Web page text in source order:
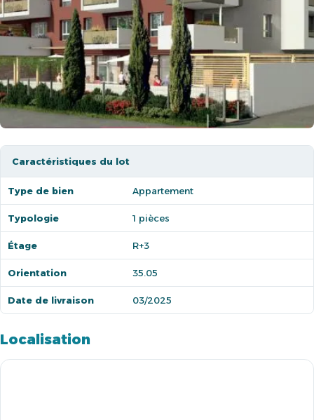
Caractéristiques du lot
Type de bien Appartement
Typologie 1 pièces
Étage R+3
Orientation 35.05
Date de livraison 03/2025
Localisation